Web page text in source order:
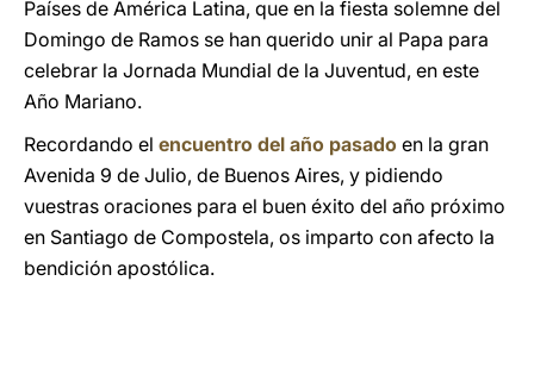
Países de América Latina, que en la fiesta solemne del
Domingo de Ramos se han querido unir al Papa para
celebrar la Jornada Mundial de la Juventud, en este
Año Mariano.
Recordando el encuentro del año pasado en la gran
Avenida 9 de Julio, de Buenos Aires, y pidiendo
vuestras oraciones para el buen éxito del año próximo
en Santiago de Compostela, os imparto con afecto la
bendición apostólica.